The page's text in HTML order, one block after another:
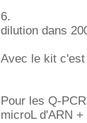
6.
dilution dans
Avec le kit
Pour les Q-
microL d'ARN